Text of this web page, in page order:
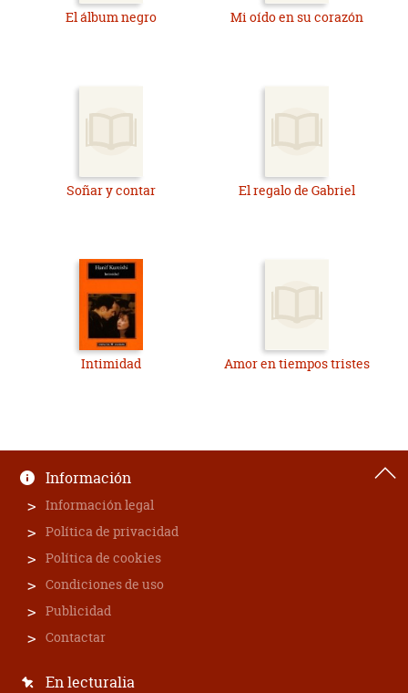
El álbum negro Mi oído en su corazón
Soñar y contar El regalo de Gabriel
Intimidad Amor en tiempos tristes
Información
Información legal
Política de privacidad
Política de cookies
Condiciones de uso
Publicidad
Contactar
En lecturalia